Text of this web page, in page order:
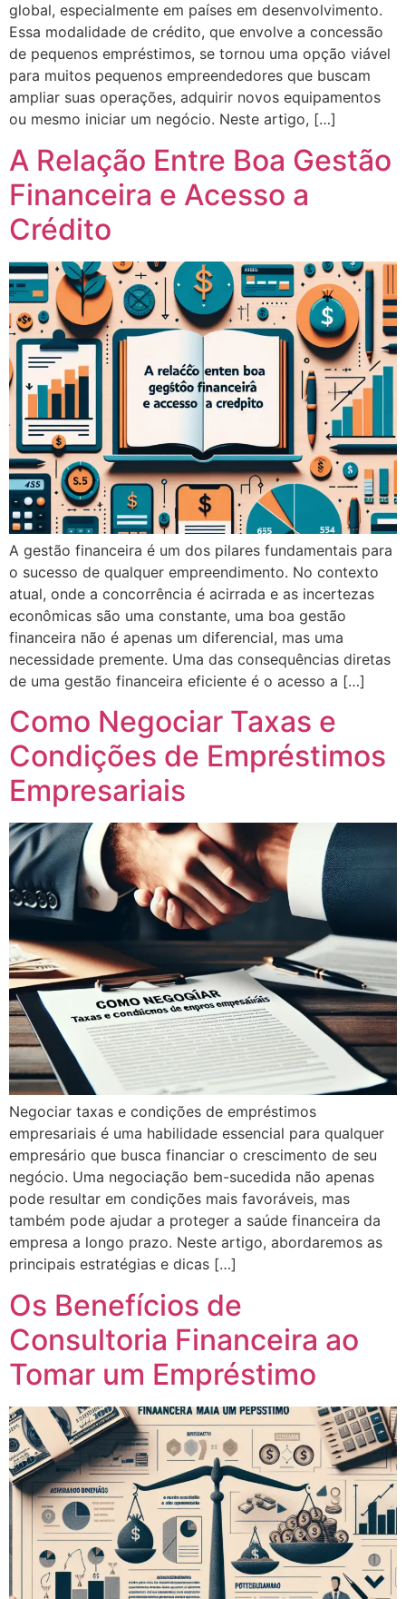
global, especialmente em países em desenvolvimento.
Essa modalidade de crédito, que envolve a concessão
de pequenos empréstimos, se tornou uma opção viável
para muitos pequenos empreendedores que buscam
ampliar suas operações, adquirir novos equipamentos
ou mesmo iniciar um negócio. Neste artigo, […]
A Relação Entre Boa Gestão
Financeira e Acesso a
Crédito
A gestão financeira é um dos pilares fundamentais para
o sucesso de qualquer empreendimento. No contexto
atual, onde a concorrência é acirrada e as incertezas
econômicas são uma constante, uma boa gestão
financeira não é apenas um diferencial, mas uma
necessidade premente. Uma das consequências diretas
de uma gestão financeira eficiente é o acesso a […]
Como Negociar Taxas e
Condições de Empréstimos
Empresariais
Negociar taxas e condições de empréstimos
empresariais é uma habilidade essencial para qualquer
empresário que busca financiar o crescimento de seu
negócio. Uma negociação bem-sucedida não apenas
pode resultar em condições mais favoráveis, mas
também pode ajudar a proteger a saúde financeira da
empresa a longo prazo. Neste artigo, abordaremos as
principais estratégias e dicas […]
Os Benefícios de
Consultoria Financeira ao
Tomar um Empréstimo